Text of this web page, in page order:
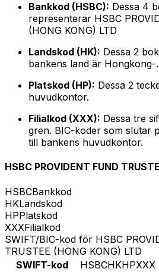
Bankkod (HSBC): Dessa 4
representerar HSBC
(HONG KONG) LTD
Landskod (HK): Dessa 2
bankens land är Hongkong-.
Platskod (HP): Dessa 2
huvudkontor.
Filialkod (XXX): Dessa tre
gren. BIC-koder som slutar
till bankens huvudkontor.
HSBC PROVIDENT FUND
HSBCBankkod
HKLandskod
HPPlatskod
XXXFilialkod
SWIFT/BIC-kod för HSBC
TRUSTEE (HONG KONG) LTD
SWIFT-kod
HSBCHKHPXXX